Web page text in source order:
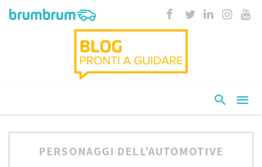
PERSONAGGI DELL'AUTOMOTIVE